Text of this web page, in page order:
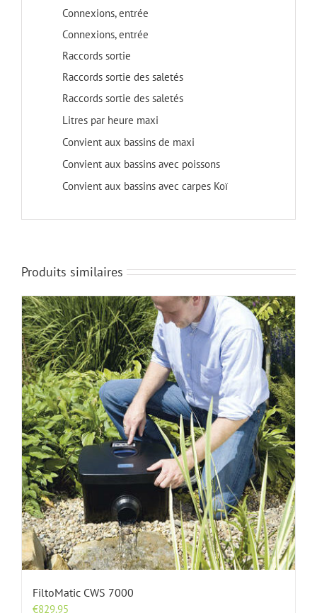
Connexions, entrée
Connexions, entrée
Raccords sortie
Raccords sortie des saletés
Raccords sortie des saletés
Litres par heure maxi
Convient aux bassins de maxi
Convient aux bassins avec poissons
Convient aux bassins avec carpes Koï
Produits similaires
FiltoMatic CWS 7000
€829.95